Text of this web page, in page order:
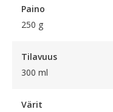
Paino
250 g
Tilavuus
300 ml
Värit